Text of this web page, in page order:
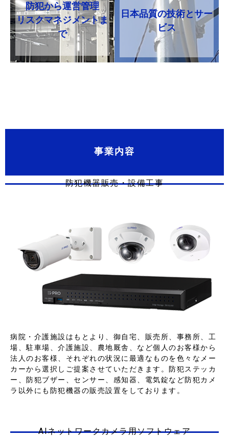
防犯から運営管理
リスクマネジメントま
で
日本品質の技術とサー
ビス
事業内容
防犯機器販売・設備工事
病院・介護施設はもとより、御自宅、販売所、事務所、工
場、駐車場、介護施設、農地厩舎、など個人のお客様から
法人のお客様、それぞれの状況に最適なものを色々なメー
カーから選択しご提案させていただきます。防犯ステッカ
ー、防犯ブザー、センサー、感知器、電気錠など防犯カメ
ラ以外にも防犯機器の販売設置をしております。
AIネットワークカメラ用ソフトウェア